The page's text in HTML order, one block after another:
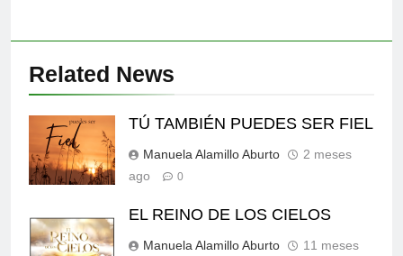
Related News
TÚ TAMBIÉN PUEDES SER FIEL
Manuela Alamillo Aburto
2 meses
ago
0
EL REINO DE LOS CIELOS
Manuela Alamillo Aburto
11 meses